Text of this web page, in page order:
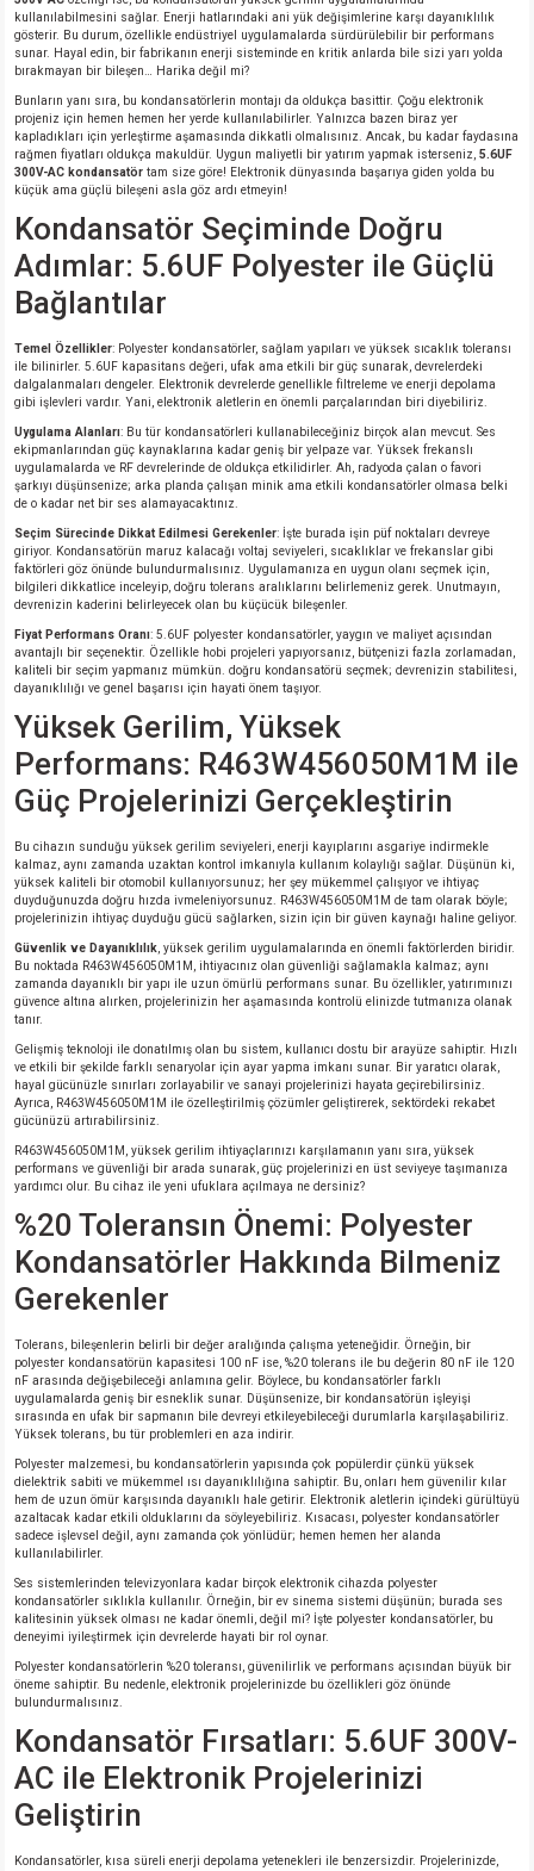
MARKA)
kullanılabilmesini sağlar. Enerji hatlarındaki ani yük değişimlerine karşı dayanıklılık
gösterir. Bu durum, özellikle endüstriyel uygulamalarda sürdürülebilir bir performans
sunar. Hayal edin, bir fabrikanın enerji sisteminde en kritik anlarda bile sizi yarı yolda
bırakmayan bir bileşen… Harika değil mi?
Bunların yanı sıra, bu kondansatörlerin montajı da oldukça basittir. Çoğu elektronik
projeniz için hemen hemen her yerde kullanılabilirler. Yalnızca bazen biraz yer
kapladıkları için yerleştirme aşamasında dikkatli olmalısınız. Ancak, bu kadar faydasına
rağmen fiyatları oldukça makuldür. Uygun maliyetli bir yatırım yapmak isterseniz, 5.6UF
300V-AC kondansatör tam size göre! Elektronik dünyasında başarıya giden yolda bu
küçük ama güçlü bileşeni asla göz ardı etmeyin!
Kondansatör Seçiminde Doğru
Adımlar: 5.6UF Polyester ile Güçlü
Bağlantılar
Temel Özellikler: Polyester kondansatörler, sağlam yapıları ve yüksek sıcaklık toleransı
ile bilinirler. 5.6UF kapasitans değeri, ufak ama etkili bir güç sunarak, devrelerdeki
dalgalanmaları dengeler. Elektronik devrelerde genellikle filtreleme ve enerji depolama
gibi işlevleri vardır. Yani, elektronik aletlerin en önemli parçalarından biri diyebiliriz.
Uygulama Alanları: Bu tür kondansatörleri kullanabileceğiniz birçok alan mevcut. Ses
ekipmanlarından güç kaynaklarına kadar geniş bir yelpaze var. Yüksek frekanslı
uygulamalarda ve RF devrelerinde de oldukça etkilidirler. Ah, radyoda çalan o favori
şarkıyı düşünsenize; arka planda çalışan minik ama etkili kondansatörler olmasa belki
de o kadar net bir ses alamayacaktınız.
Seçim Sürecinde Dikkat Edilmesi Gerekenler: İşte burada işin püf noktaları devreye
giriyor. Kondansatörün maruz kalacağı voltaj seviyeleri, sıcaklıklar ve frekanslar gibi
faktörleri göz önünde bulundurmalısınız. Uygulamanıza en uygun olanı seçmek için,
bilgileri dikkatlice inceleyip, doğru tolerans aralıklarını belirlemeniz gerek. Unutmayın,
devrenizin kaderini belirleyecek olan bu küçücük bileşenler.
Fiyat Performans Oranı: 5.6UF polyester kondansatörler, yaygın ve maliyet açısından
avantajlı bir seçenektir. Özellikle hobi projeleri yapıyorsanız, bütçenizi fazla zorlamadan,
kaliteli bir seçim yapmanız mümkün. doğru kondansatörü seçmek; devrenizin stabilitesi,
dayanıklılığı ve genel başarısı için hayati önem taşıyor.
Yüksek Gerilim, Yüksek
Performans: R463W456050M1M ile
Güç Projelerinizi Gerçekleştirin
Bu cihazın sunduğu yüksek gerilim seviyeleri, enerji kayıplarını asgariye indirmekle
kalmaz, aynı zamanda uzaktan kontrol imkanıyla kullanım kolaylığı sağlar. Düşünün ki,
yüksek kaliteli bir otomobil kullanıyorsunuz; her şey mükemmel çalışıyor ve ihtiyaç
duyduğunuzda doğru hızda ivmeleniyorsunuz. R463W456050M1M de tam olarak böyle;
projelerinizin ihtiyaç duyduğu gücü sağlarken, sizin için bir güven kaynağı haline geliyor.
Güvenlik ve Dayanıklılık , yüksek gerilim uygulamalarında en önemli faktörlerden biridir.
Bu noktada R463W456050M1M, ihtiyacınız olan güvenliği sağlamakla kalmaz; aynı
zamanda dayanıklı bir yapı ile uzun ömürlü performans sunar. Bu özellikler, yatırımınızı
güvence altına alırken, projelerinizin her aşamasında kontrolü elinizde tutmanıza olanak
tanır.
Gelişmiş teknoloji ile donatılmış olan bu sistem, kullanıcı dostu bir arayüze sahiptir. Hızlı
ve etkili bir şekilde farklı senaryolar için ayar yapma imkanı sunar. Bir yaratıcı olarak,
hayal gücünüzle sınırları zorlayabilir ve sanayi projelerinizi hayata geçirebilirsiniz.
Ayrıca, R463W456050M1M ile özelleştirilmiş çözümler geliştirerek, sektördeki rekabet
gücünüzü artırabilirsiniz.
R463W456050M1M, yüksek gerilim ihtiyaçlarınızı karşılamanın yanı sıra, yüksek
performans ve güvenliği bir arada sunarak, güç projelerinizi en üst seviyeye taşımanıza
yardımcı olur. Bu cihaz ile yeni ufuklara açılmaya ne dersiniz?
%20 Toleransın Önemi: Polyester
Kondansatörler Hakkında Bilmeniz
Gerekenler
Tolerans, bileşenlerin belirli bir değer aralığında çalışma yeteneğidir. Örneğin, bir
polyester kondansatörün kapasitesi 100 nF ise, %20 tolerans ile bu değerin 80 nF ile 120
nF arasında değişebileceği anlamına gelir. Böylece, bu kondansatörler farklı
uygulamalarda geniş bir esneklik sunar. Düşünsenize, bir kondansatörün işleyişi
sırasında en ufak bir sapmanın bile devreyi etkileyebileceği durumlarla karşılaşabiliriz.
Yüksek tolerans, bu tür problemleri en aza indirir.
Polyester malzemesi, bu kondansatörlerin yapısında çok popülerdir çünkü yüksek
dielektrik sabiti ve mükemmel ısı dayanıklılığına sahiptir. Bu, onları hem güvenilir kılar
hem de uzun ömür karşısında dayanıklı hale getirir. Elektronik aletlerin içindeki gürültüyü
azaltacak kadar etkili olduklarını da söyleyebiliriz. Kısacası, polyester kondansatörler
sadece işlevsel değil, aynı zamanda çok yönlüdür; hemen hemen her alanda
kullanılabilirler.
Ses sistemlerinden televizyonlara kadar birçok elektronik cihazda polyester
kondansatörler sıklıkla kullanılır. Örneğin, bir ev sinema sistemi düşünün; burada ses
kalitesinin yüksek olması ne kadar önemli, değil mi? İşte polyester kondansatörler, bu
deneyimi iyileştirmek için devrelerde hayati bir rol oynar.
Polyester kondansatörlerin %20 toleransı, güvenilirlik ve performans açısından büyük bir
öneme sahiptir. Bu nedenle, elektronik projelerinizde bu özellikleri göz önünde
bulundurmalısınız.
Kondansatör Fırsatları: 5.6UF 300V-
AC ile Elektronik Projelerinizi
Geliştirin
Kondansatörler, kısa süreli enerji depolama yetenekleri ile benzersizdir. Projelerinizde,